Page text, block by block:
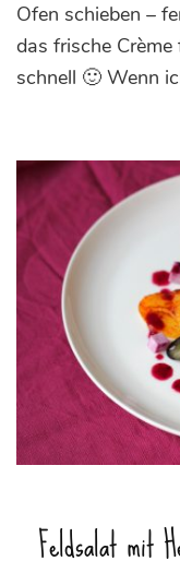
Ofen schieben –
das frische
schnell 🙂 Wenn
Feldsalat mit